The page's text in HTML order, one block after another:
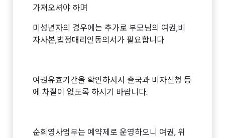
가져오셔야 하며
미성년자의 경우에는 추가로 부모님의 여권,비
자사본,법정대리인동의서가 필요합니다
여권유효기간을 확인하셔서 출국과 비자신청 등
에 차질이 없도록 하시기 바랍니다.
순회영사업무는 예약제로 운영하오니 여권, 위